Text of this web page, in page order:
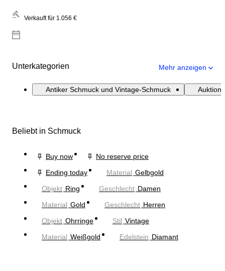
Verkauft für 1.056 €
Unterkategorien Mehr anzeigen
Antiker Schmuck und Vintage-Schmuck
Beliebt in Schmuck
Buy now
No reserve price
Ending today
Material Gelbgold
Objekt Ring Geschlecht Damen
Material Gold Geschlecht Herren
Objekt Ohrringe Stil Vintage
Material Weißgold Edelstein Diamant